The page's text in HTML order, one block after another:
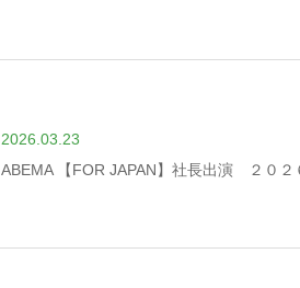
2026.03.23
ABEMA 【FOR JAPAN】社長出演 ２０２